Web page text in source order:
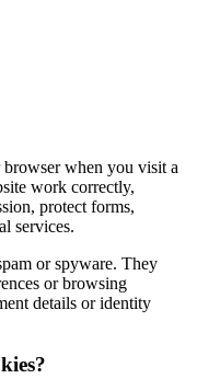
when you visit a
work correctly,
protect forms,
services.
or spyware. They
or browsing
details or identity